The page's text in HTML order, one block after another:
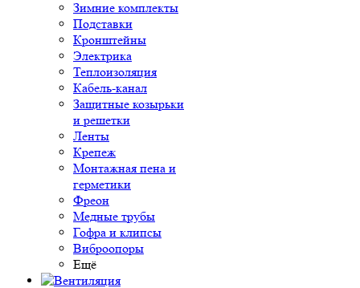
Зимние комплекты
Подставки
Кронштейны
Электрика
Теплоизоляция
Кабель-канал
Защитные козырьки
и решетки
Ленты
Крепеж
Монтажная пена и
герметики
Фреон
Медные трубы
Гофра и клипсы
Виброопоры
Ещё